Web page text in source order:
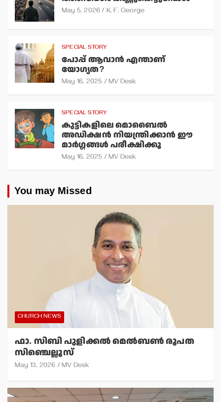
May 5, 2026 K. F. George
SPECIAL STORY
പോപ്പ് ആവാന്‍ എന്താണ്
യോഗ്യത?
May 16, 2025 MV Desk
SPECIAL STORY
കുട്ടികളിലെ മൊബൈല്‍
അഡിക്ഷന്‍ നിയന്ത്രിക്കാന്‍ ഈ
മാര്‍ഗ്ഗങ്ങള്‍ പരീക്ഷിക്കൂ
May 16, 2025 MV Desk
You may Missed
CHURCH NEWS
ഫാ. സിബി പുളിക്കല്‍ മെല്‍ബണ്‍ രൂപത
സിഞ്ചെല്ലൂസ്
May 13, 2026 MV Desk